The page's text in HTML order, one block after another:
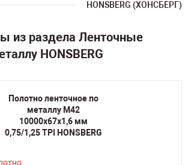
HONSBERG (ХОНСБЕРГ)
из раздела Ленточные
HONSBERG
Полотно ленточное по
металлу M42
10000х67х1,6 мм
0,75/1,25 TPI HONSBERG